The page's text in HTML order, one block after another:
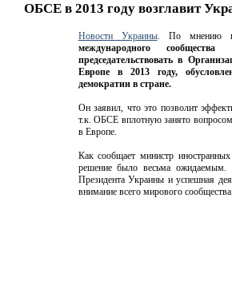
ОБСЕ в 2013 году возглавит
Новости Украины. По мнению
международного сообщества
председательствовать в
Европе в 2013 году,
демократии в стране.
Он заявил, что это позволит
т.к. ОБСЕ вплотную занято вопросом
в Европе.
Как сообщает министр
решение было весьма ожидаемым.
Президента Украины и успешная
внимание всего мирового сообщества.